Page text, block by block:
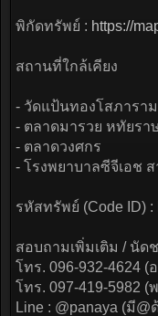
พิกัดทรัพย์ : https://
สถานที่ใกล้เคียง
- วัดแป้นทองโสภาราม
- ตลาดมารวย หทัยรา
- ตลาดวงศกร
- โรงพยาบาลซีจีเอช
รหัสทรัพย์ (Code ID) :
สอบถามเพิ่มเติม / นัด
โทร. 096-932-4624 (
โทร. 097-419-5982 (
Line : @panaya (มี